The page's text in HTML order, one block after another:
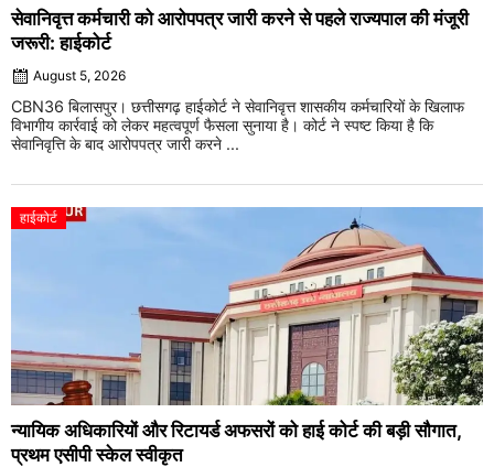
सेवानिवृत्त कर्मचारी को आरोपपत्र जारी करने से पहले राज्यपाल की मंजूरी
जरूरी: हाईकोर्ट
August 5, 2026
CBN36 बिलासपुर। छत्तीसगढ़ हाईकोर्ट ने सेवानिवृत्त शासकीय कर्मचारियों के खिलाफ
विभागीय कार्रवाई को लेकर महत्वपूर्ण फैसला सुनाया है। कोर्ट ने स्पष्ट किया है कि
सेवानिवृत्ति के बाद आरोपपत्र जारी करने ...
हाईकोर्ट
न्यायिक अधिकारियों और रिटायर्ड अफसरों को हाई कोर्ट की बड़ी सौगात,
प्रथम एसीपी स्केल स्वीकृत